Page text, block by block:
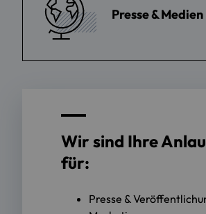
Presse & Medien
Wir sind Ihre
für:
Presse &